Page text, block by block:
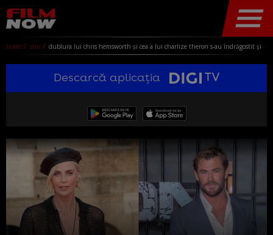
home stiri dublura lui chris hemsworth și cea a lui charlize theron s-au îndrăgostit și s-au căsătorit. cum arată cascadorii care fac unele dintre cele mai periculoase scene de la hollywood
Descarcă aplicația